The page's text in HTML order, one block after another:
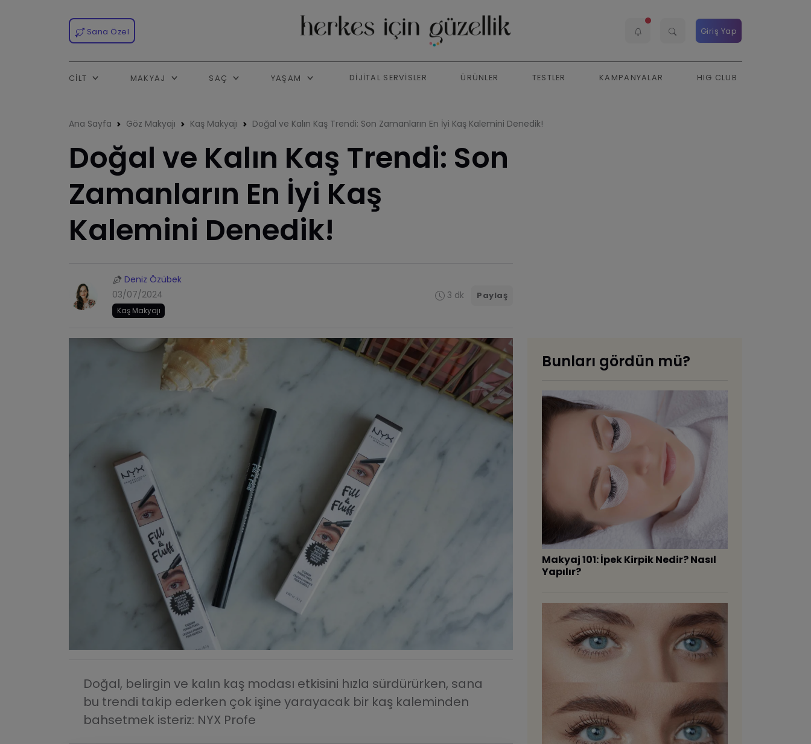
Sana Özel Giriş Yap
CILT MAKYAJ SAÇ YAŞAM DIJITAL SERVISLER ÜRÜNLER TESTLER KAMPANYALAR HIG CLUB
Ana Sayfa Göz Makyajı Kaş Makyajı Doğal ve Kalın Kaş Trendi: Son Zamanların En İyi Kaş Kalemini Denedik!
Doğal ve Kalın Kaş Trendi: Son
Zamanların En İyi Kaş
Kalemini Denedik!
Deniz Özübek
03/07/2024
Kaş Makyajı
3 dk Paylaş
Doğal, belirgin ve kalın kaş modası etkisini hızla sürdürürken, sana
bu trendi takip ederken çok işine yarayacak bir kaş kaleminden
bahsetmek isteriz: NYX Profe
Bunları gördün mü?
Makyaj 101: İpek Kirpik Nedir? Nasıl
Yapılır?